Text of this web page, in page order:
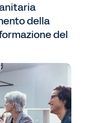
della
del